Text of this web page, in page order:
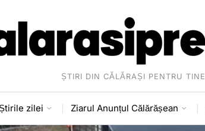
ȘTIRI DIN CĂLĂRAȘI PENTRU TINE
zilei Ziarul Anunțul Călărășean